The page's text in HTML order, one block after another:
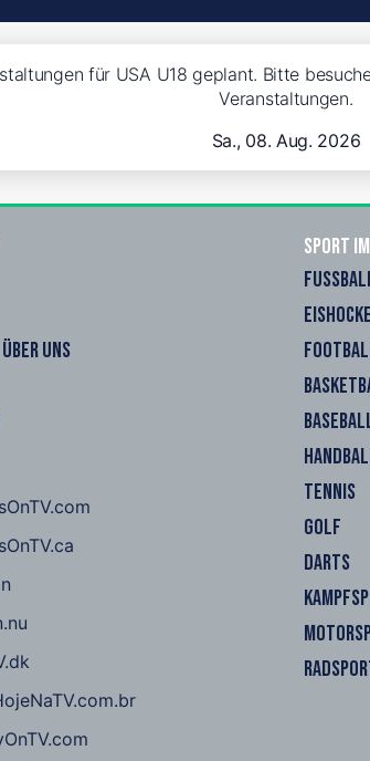
für USA U18 geplant. Bitte
Veranstaltungen.
Sa., 08. Aug. 2026
UNS
Sport
FUSSBALL
TENNIS
GOLF
DARTS